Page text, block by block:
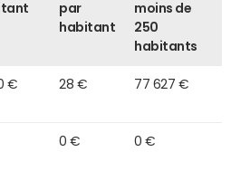
par
habitant
moins de
250
habitants
€ 28 € 77 627 €
0 € 0 €